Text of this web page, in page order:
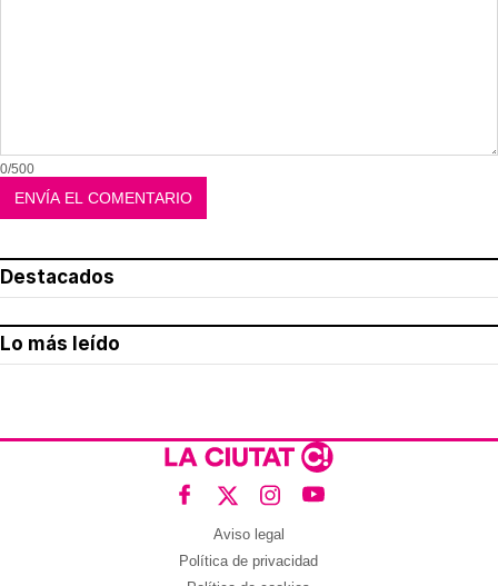
0/500
Destacados
Lo más leído
Aviso legal
Política de privacidad